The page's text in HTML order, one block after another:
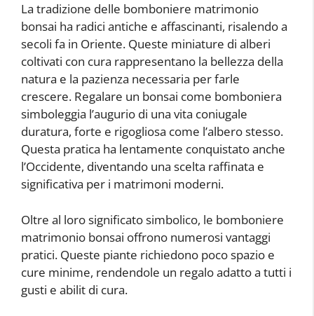
La tradizione delle bomboniere matrimonio
bonsai ha radici antiche e affascinanti, risalendo a
secoli fa in Oriente. Queste miniature di alberi
coltivati con cura rappresentano la bellezza della
natura e la pazienza necessaria per farle
crescere. Regalare un bonsai come bomboniera
simboleggia l’augurio di una vita coniugale
duratura, forte e rigogliosa come l’albero stesso.
Questa pratica ha lentamente conquistato anche
l’Occidente, diventando una scelta raffinata e
significativa per i matrimoni moderni.
Oltre al loro significato simbolico, le bomboniere
matrimonio bonsai offrono numerosi vantaggi
pratici. Queste piante richiedono poco spazio e
cure minime, rendendole un regalo adatto a tutti i
gusti e abilit di cura.